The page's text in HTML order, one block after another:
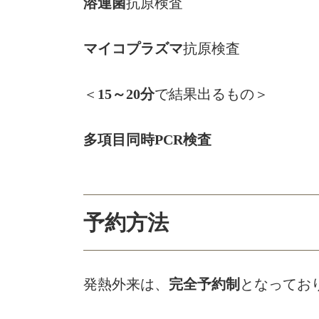
マイコプラズマ抗原検査
＜ 15～20分で結果出るもの＞
多項目同時PCR検査
予約方法
発熱外来は、 完全予約制 となってお